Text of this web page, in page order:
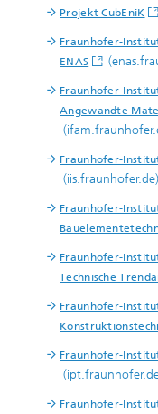
Projekt CubEniK
Fraunhofer-
ENAS
Fraunhofer-
Angewandte
Fraunhofer-
(iis.fraunhofer.de)
Fraunhofer-
Fraunhofer-
Technische
Fraunhofer-
Fraunhofer-
Fraunhofer-